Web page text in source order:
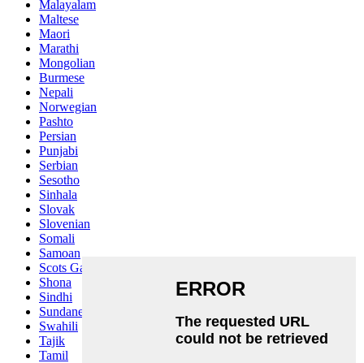
Malayalam
Maltese
Maori
Marathi
Mongolian
Burmese
Nepali
Norwegian
Pashto
Persian
Punjabi
Serbian
Sesotho
Sinhala
Slovak
Slovenian
Somali
Samoan
Scots Gaelic
Shona
Sindhi
Sundanese
Swahili
Tajik
Tamil